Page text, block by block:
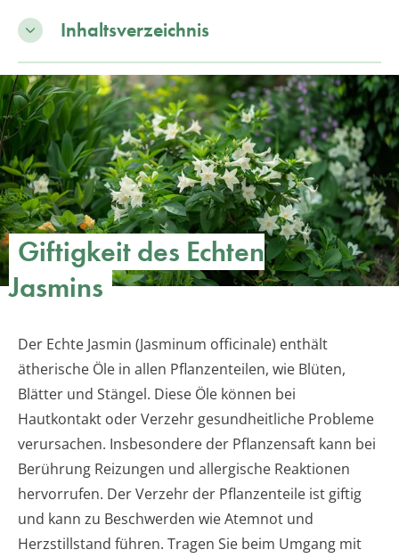
Inhaltsverzeichnis
Giftigkeit des Echten
Jasmins
Der Echte Jasmin (Jasminum officinale) enthält
ätherische Öle in allen Pflanzenteilen, wie Blüten,
Blätter und Stängel. Diese Öle können bei
Hautkontakt oder Verzehr gesundheitliche Probleme
verursachen. Insbesondere der Pflanzensaft kann bei
Berührung Reizungen und allergische Reaktionen
hervorrufen. Der Verzehr der Pflanzenteile ist giftig
und kann zu Beschwerden wie Atemnot und
Herzstillstand führen. Tragen Sie beim Umgang mit